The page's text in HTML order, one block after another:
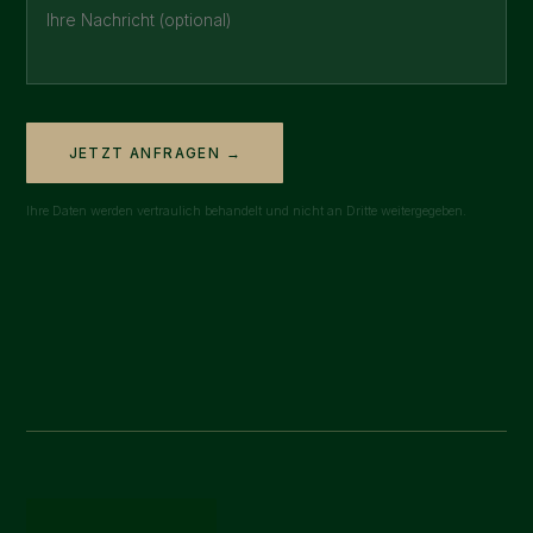
JETZT ANFRAGEN →
Ihre Daten werden vertraulich behandelt und nicht an Dritte weitergegeben.